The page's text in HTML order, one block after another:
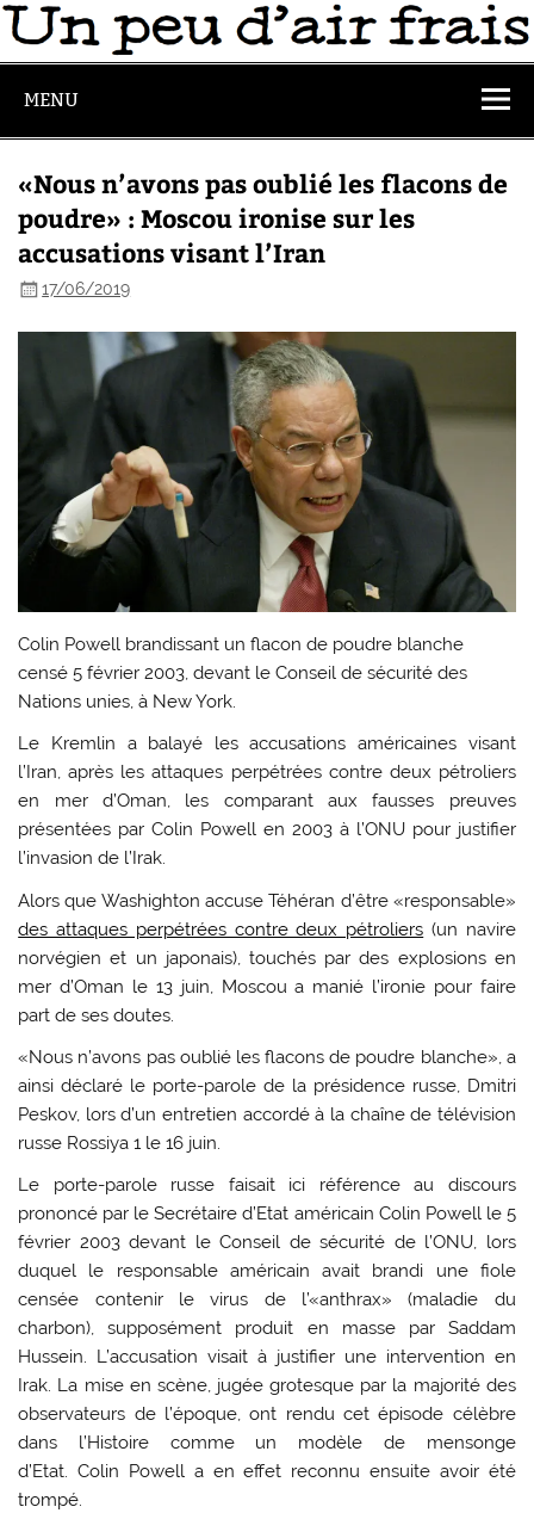
MENU
«Nous n’avons pas oublié les flacons de
poudre» : Moscou ironise sur les
accusations visant l’Iran
17/06/2019
Colin Powell brandissant un flacon de poudre blanche
censé 5 février 2003, devant le Conseil de sécurité des
Nations unies, à New York.
Le Kremlin a balayé les accusations américaines visant
l’Iran, après les attaques perpétrées contre deux pétroliers
en mer d’Oman, les comparant aux fausses preuves
présentées par Colin Powell en 2003 à l’ONU pour justifier
l’invasion de l’Irak.
Alors que Washighton accuse Téhéran d’être «responsable»
des attaques perpétrées contre deux pétroliers (un navire
norvégien et un japonais), touchés par des explosions en
mer d’Oman le 13 juin, Moscou a manié l’ironie pour faire
part de ses doutes.
«Nous n’avons pas oublié les flacons de poudre blanche», a
ainsi déclaré le porte-parole de la présidence russe, Dmitri
Peskov, lors d’un entretien accordé à la chaîne de télévision
russe Rossiya 1 le 16 juin.
Le porte-parole russe faisait ici référence au discours
prononcé par le Secrétaire d’Etat américain Colin Powell le 5
février 2003 devant le Conseil de sécurité de l’ONU, lors
duquel le responsable américain avait brandi une fiole
censée contenir le virus de l’«anthrax» (maladie du
charbon), supposément produit en masse par Saddam
Hussein. L’accusation visait à justifier une intervention en
Irak. La mise en scène, jugée grotesque par la majorité des
observateurs de l’époque, ont rendu cet épisode célèbre
dans l’Histoire comme un modèle de mensonge
d’Etat. Colin Powell a en effet reconnu ensuite avoir été
trompé.